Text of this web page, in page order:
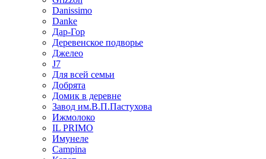
Danissimo
Danke
Дар-Гор
Деревенское подворье
Джелео
J7
Для всей семьи
Добрята
Домик в деревне
Завод им.В.П.Пастухова
Ижмолоко
IL PRIMO
Имунеле
Campina